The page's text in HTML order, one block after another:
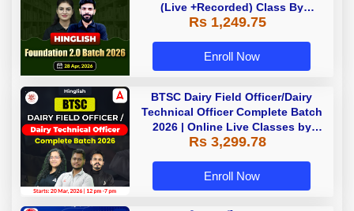
(Live +Recorded) Class By
Adda247
Rs 1,249.75
Enroll Now
BTSC Dairy Field Officer/Dairy
Technical Officer Complete Batch
2026 | Online Live Classes by
Adda 247
Rs 3,299.78
Enroll Now